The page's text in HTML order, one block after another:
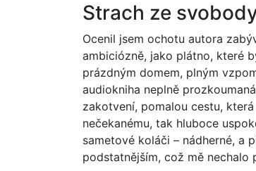
Strach ze
Ocenil jsem ochotu autora
ambiciózně, jako plátno, které
prázdným domem, plným
audiokniha neplně
zakotvení, pomalou cestu,
nečekanému, tak hluboce
sametové koláči – nádherné, a
podstatnějším, což mě nechalo